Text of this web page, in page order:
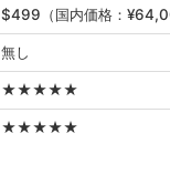
$499（国内価格：
無し
★★★★★
★★★★★